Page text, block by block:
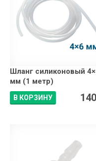
Шланг cиликоновый
мм (1 метр)
В КОРЗИНУ 140